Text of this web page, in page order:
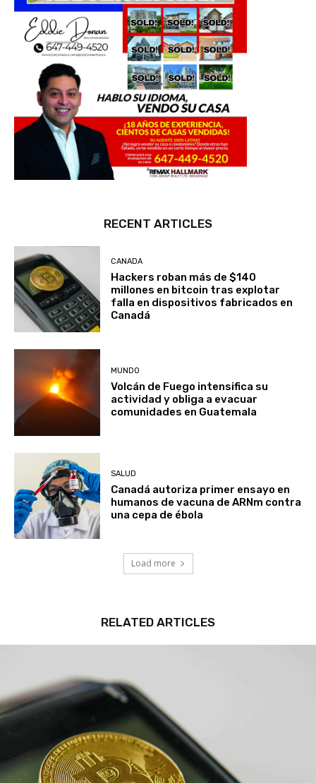
RECENT ARTICLES
Hackers roban más de $140
millones en bitcoin tras explotar
falla en dispositivos fabricados en
Canadá
Volcán de Fuego intensifica su
actividad y obliga a evacuar
comunidades en Guatemala
Canadá autoriza primer ensayo en
humanos de vacuna de ARNm contra
una cepa de ébola
Load more
RELATED ARTICLES